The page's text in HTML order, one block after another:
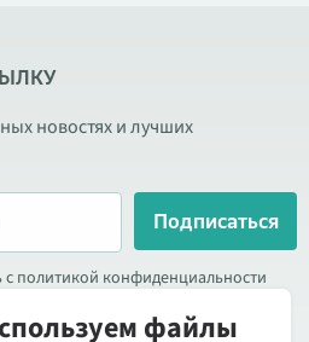
новостях и лучших
Подписаться
с политикой конфиденциальности
ваши данные третьим лицам.
файлы